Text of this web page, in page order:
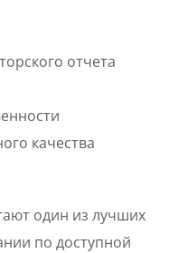
отчета
качества
один из лучших
по доступной